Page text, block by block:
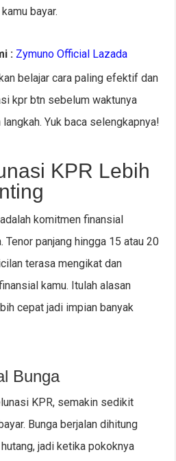
bayar.
: Zymuno Official Lazada
belajar cara paling efektif dan
kpr btn sebelum waktunya
Yuk baca selengkapnya!
KPR Lebih
komitmen finansial
Tenor panjang hingga 15 atau 20
terasa mengikat dan
kamu. Itulah alasan
cepat jadi impian banyak
Bunga
KPR, semakin sedikit
Bunga berjalan dihitung
jadi ketika pokoknya